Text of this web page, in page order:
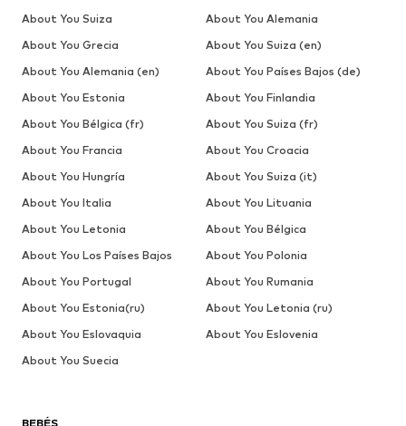
BEBÉS
About You Suiza
About You Alemania
About You Grecia
About You Suiza (en)
About You Alemania (en)
About You Países Bajos (de)
About You Estonia
About You Finlandia
About You Bélgica (fr)
About You Suiza (fr)
About You Francia
About You Croacia
About You Hungría
About You Suiza (it)
About You Italia
About You Lituania
About You Letonia
About You Bélgica
About You Los Países Bajos
About You Polonia
About You Portugal
About You Rumania
About You Estonia(ru)
About You Letonia (ru)
About You Eslovaquia
About You Eslovenia
About You Suecia